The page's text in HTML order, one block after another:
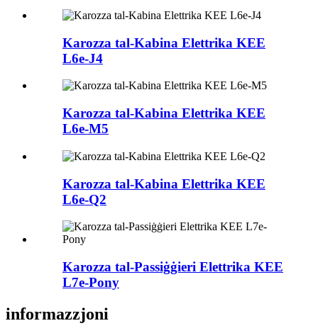
Karozza tal-Kabina Elettrika KEE
L6e-J4
Karozza tal-Kabina Elettrika KEE
L6e-M5
Karozza tal-Kabina Elettrika KEE
L6e-Q2
Karozza tal-Passiġġieri Elettrika KEE
L7e-Pony
informazzjoni